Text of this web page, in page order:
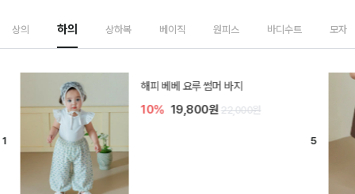
상의 하의 상하복 베이직 원피스 바디수트 모자
[SIZE ~6Y] 델린 린넨 바지
10% 21,600원 24,000원